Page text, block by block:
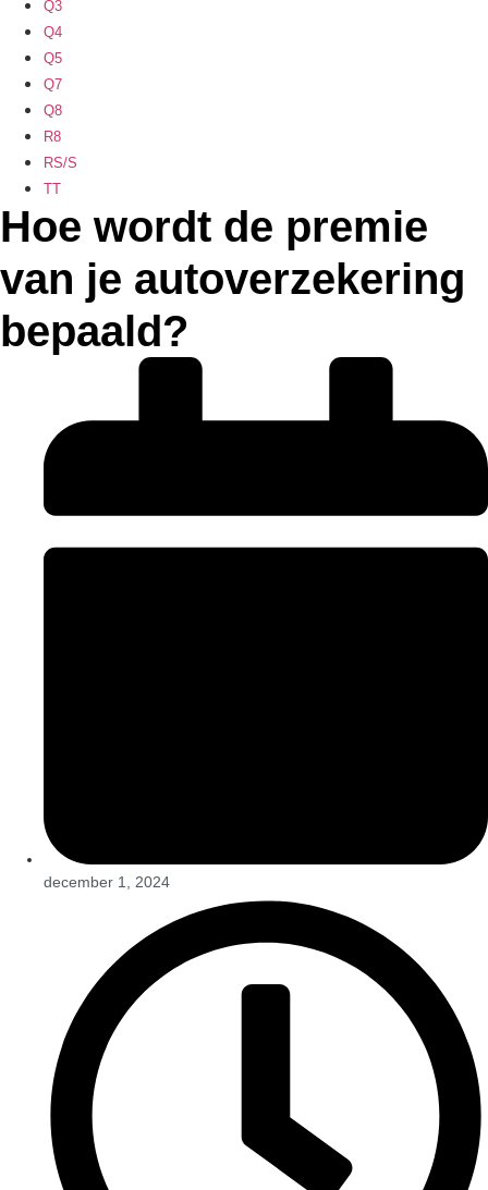
Q3
Q4
Q5
Q7
Q8
R8
RS/S
TT
Hoe wordt de premie
van je autoverzekering
bepaald?
december 1, 2024